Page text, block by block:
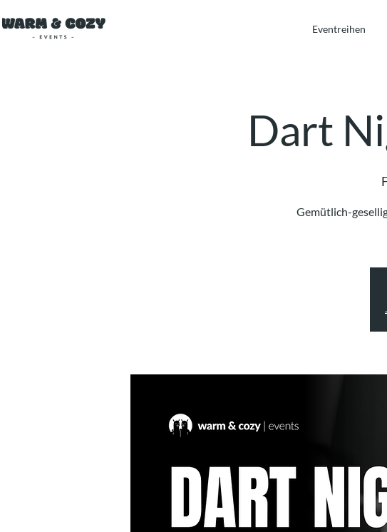
Eventreihen
Dart
Gemütlich-